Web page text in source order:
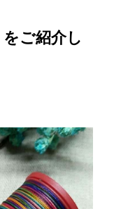
をご紹介し